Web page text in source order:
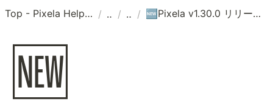
Top - Pixela Help Center / / / 🆕 Pixela v1.30.0 リリース: GET - /v1/users/<username>/graphs/<graphID> APIが、新たに2つのオプションをサポートしました！
🆕